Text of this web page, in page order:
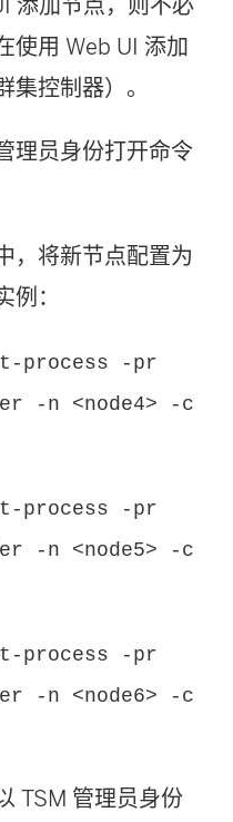
添加节点，则不必
使用 Web UI 添加
集控制器）。
理员身份打开命令
，将新节点配置为
：
process -pr
-n <node4> -c
process -pr
-n <node5> -c
process -pr
-n <node6> -c
TSM 管理员身份